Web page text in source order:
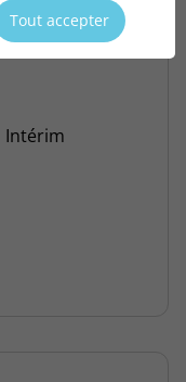
Intérim
Tout accepter